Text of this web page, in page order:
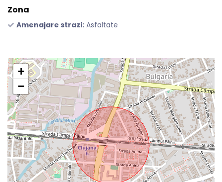
Zona
Amenajare strazi: Asfaltate
+
−